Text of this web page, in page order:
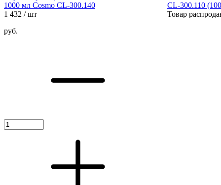
1000 мл Cosmo CL-300.140
1 432 / шт
руб.
CL-300.110
Товар